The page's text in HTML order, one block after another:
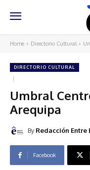
Home Directorio Cultural
DIRECTORIO CULTURAL
Umbral
Arequipa
By Redacción Entre
Facebook